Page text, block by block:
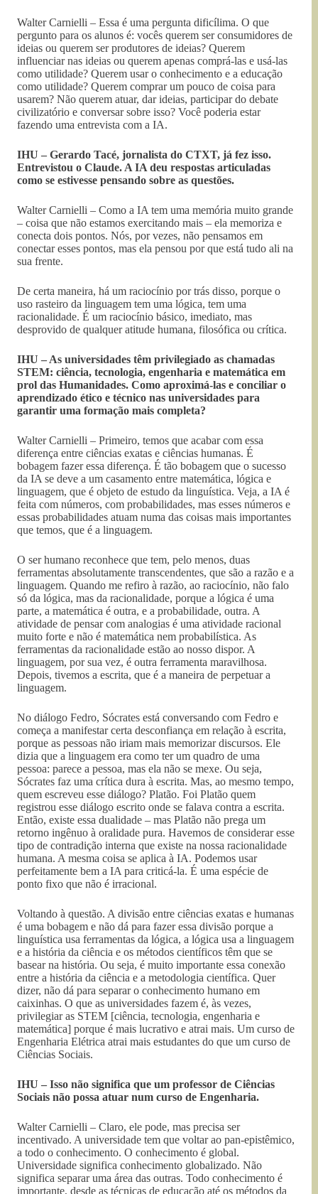
Walter Carnielli – Essa é uma pergunta dificílima. O que
pergunto para os alunos é: vocês querem ser consumidores de
ideias ou querem ser produtores de ideias? Querem
influenciar nas ideias ou querem apenas comprá-las e usá-las
como utilidade? Querem usar o conhecimento e a educação
como utilidade? Querem comprar um pouco de coisa para
usarem? Não querem atuar, dar ideias, participar do debate
civilizatório e conversar sobre isso? Você poderia estar
fazendo uma entrevista com a IA.
IHU – Gerardo Tacé, jornalista do CTXT, já fez isso.
Entrevistou o Claude. A IA deu respostas articuladas
como se estivesse pensando sobre as questões.
Walter Carnielli – Como a IA tem uma memória muito grande
– coisa que não estamos exercitando mais – ela memoriza e
conecta dois pontos. Nós, por vezes, não pensamos em
conectar esses pontos, mas ela pensou por que está tudo ali na
sua frente.
De certa maneira, há um raciocínio por trás disso, porque o
uso rasteiro da linguagem tem uma lógica, tem uma
racionalidade. É um raciocínio básico, imediato, mas
desprovido de qualquer atitude humana, filosófica ou crítica.
IHU – As universidades têm privilegiado as chamadas
STEM: ciência, tecnologia, engenharia e matemática em
prol das Humanidades. Como aproximá-las e conciliar o
aprendizado ético e técnico nas universidades para
garantir uma formação mais completa?
Walter Carnielli – Primeiro, temos que acabar com essa
diferença entre ciências exatas e ciências humanas. É
bobagem fazer essa diferença. É tão bobagem que o sucesso
da IA se deve a um casamento entre matemática, lógica e
linguagem, que é objeto de estudo da linguística. Veja, a IA é
feita com números, com probabilidades, mas esses números e
essas probabilidades atuam numa das coisas mais importantes
que temos, que é a linguagem.
O ser humano reconhece que tem, pelo menos, duas
ferramentas absolutamente transcendentes, que são a razão e a
linguagem. Quando me refiro à razão, ao raciocínio, não falo
só da lógica, mas da racionalidade, porque a lógica é uma
parte, a matemática é outra, e a probabilidade, outra. A
atividade de pensar com analogias é uma atividade racional
muito forte e não é matemática nem probabilística. As
ferramentas da racionalidade estão ao nosso dispor. A
linguagem, por sua vez, é outra ferramenta maravilhosa.
Depois, tivemos a escrita, que é a maneira de perpetuar a
linguagem.
No diálogo Fedro, Sócrates está conversando com Fedro e
começa a manifestar certa desconfiança em relação à escrita,
porque as pessoas não iriam mais memorizar discursos. Ele
dizia que a linguagem era como ter um quadro de uma
pessoa: parece a pessoa, mas ela não se mexe. Ou seja,
Sócrates faz uma crítica dura à escrita. Mas, ao mesmo tempo,
quem escreveu esse diálogo? Platão. Foi Platão quem
registrou esse diálogo escrito onde se falava contra a escrita.
Então, existe essa dualidade – mas Platão não prega um
retorno ingênuo à oralidade pura. Havemos de considerar esse
tipo de contradição interna que existe na nossa racionalidade
humana. A mesma coisa se aplica à IA. Podemos usar
perfeitamente bem a IA para criticá-la. É uma espécie de
ponto fixo que não é irracional.
Voltando à questão. A divisão entre ciências exatas e humanas
é uma bobagem e não dá para fazer essa divisão porque a
linguística usa ferramentas da lógica, a lógica usa a linguagem
e a história da ciência e os métodos científicos têm que se
basear na história. Ou seja, é muito importante essa conexão
entre a história da ciência e a metodologia científica. Quer
dizer, não dá para separar o conhecimento humano em
caixinhas. O que as universidades fazem é, às vezes,
privilegiar as STEM [ciência, tecnologia, engenharia e
matemática] porque é mais lucrativo e atrai mais. Um curso de
Engenharia Elétrica atrai mais estudantes do que um curso de
Ciências Sociais.
IHU – Isso não significa que um professor de Ciências
Sociais não possa atuar num curso de Engenharia.
Walter Carnielli – Claro, ele pode, mas precisa ser
incentivado. A universidade tem que voltar ao pan-epistêmico,
a todo o conhecimento. O conhecimento é global.
Universidade significa conhecimento globalizado. Não
significa separar uma área das outras. Todo conhecimento é
importante, desde as técnicas de educação até os métodos da